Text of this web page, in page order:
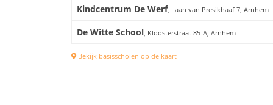
Kindcentrum De Werf, Laan van Presikhaaf 7, Arnhem
De Witte School, Kloosterstraat 85-A, Arnhem
Bekijk basisscholen op de kaart